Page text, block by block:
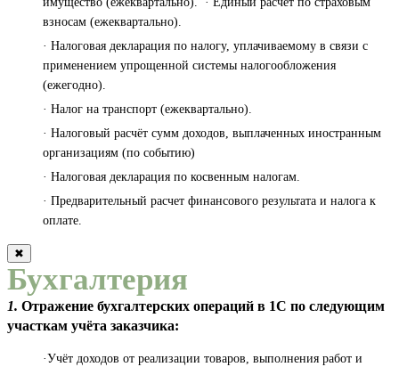
взносам (ежеквартально).
· Налоговая декларация по налогу, уплачиваемому в связи с
применением упрощенной системы налогообложения
(ежегодно).
· Налог на транспорт (ежеквартально).
· Налоговый расчёт сумм доходов, выплаченных иностранным
организациям (по событию)
· Налоговая декларация по косвенным налогам.
· Предварительный расчет финансового результата и налога к
оплате.
✖
Бухгалтерия
1. Отражение бухгалтерских операций в 1С по следующим
участкам учёта заказчика:
·Учёт доходов от реализации товаров, выполнения работ и